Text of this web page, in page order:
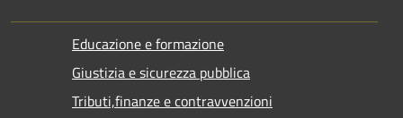
Educazione e formazione
Giustizia e sicurezza pubblica
Tributi,finanze e contravvenzioni